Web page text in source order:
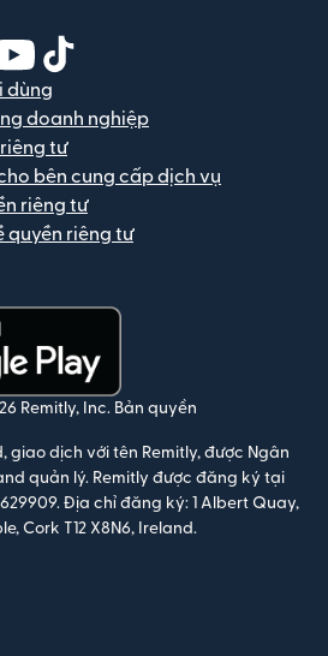
mới)sổ mới)
cửa sổ mới)
trong cửa sổ mới)
(mở trong cửa sổ mới)
dùng
doanh nghiệp
tư
bên cung cấp dịch vụ
riêng tư
quyền riêng tư
Remitly, Inc. Bản quyền
giao dịch với tên Remitly, được Ngân
quản lý. Remitly được đăng ký tại
Địa chỉ đăng ký: 1 Albert Quay,
Cork T12 X8N6, Ireland.